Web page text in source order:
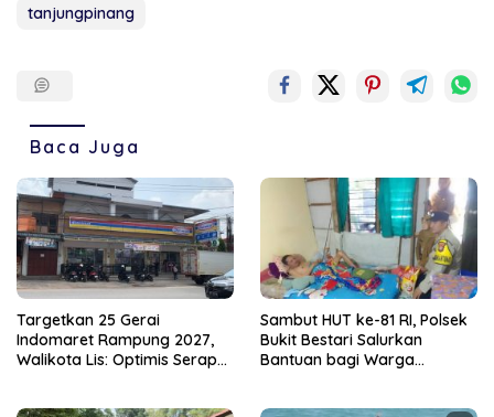
tanjungpinang
Baca Juga
Targetkan 25 Gerai
Indomaret Rampung 2027,
Walikota Lis: Optimis Serap
Sambut HUT ke-81 RI, Polsek
Bukit Bestari Salurkan
Bantuan bagi Warga